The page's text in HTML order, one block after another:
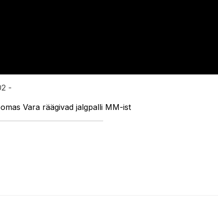
-
Vara räägivad jalgpalli MM-ist